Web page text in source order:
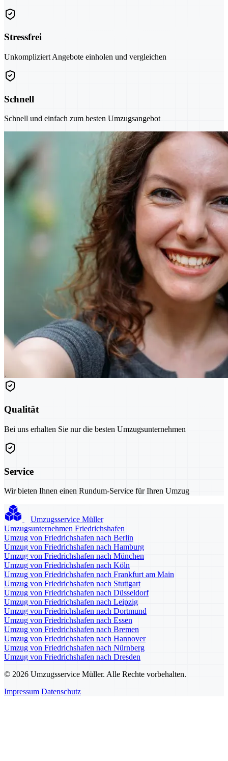
Stressfrei
Unkompliziert Angebote einholen und vergleichen
Schnell
Schnell und einfach zum besten Umzugsangebot
Qualität
Bei uns erhalten Sie nur die besten Umzugsunternehmen
Service
Wir bieten Ihnen einen Rundum-Service für Ihren Umzug
Umzugsservice Müller
Umzugsunternehmen Friedrichshafen
Umzug von Friedrichshafen nach Berlin
Umzug von Friedrichshafen nach Hamburg
Umzug von Friedrichshafen nach München
Umzug von Friedrichshafen nach Köln
Umzug von Friedrichshafen nach Frankfurt am Main
Umzug von Friedrichshafen nach Stuttgart
Umzug von Friedrichshafen nach Düsseldorf
Umzug von Friedrichshafen nach Leipzig
Umzug von Friedrichshafen nach Dortmund
Umzug von Friedrichshafen nach Essen
Umzug von Friedrichshafen nach Bremen
Umzug von Friedrichshafen nach Hannover
Umzug von Friedrichshafen nach Nürnberg
Umzug von Friedrichshafen nach Dresden
© 2026 Umzugsservice Müller. Alle Rechte vorbehalten.
Impressum Datenschutz